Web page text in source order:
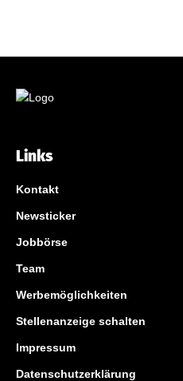
Links
Kontakt
Newsticker
Jobbörse
Team
Werbemöglichkeiten
Stellenanzeige schalten
Impressum
Datenschutzerklärung